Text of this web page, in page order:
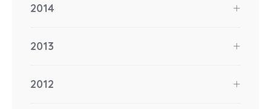
2014
2013
2012